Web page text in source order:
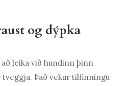
og dýpka
leika við hundinn þinn
Það vekur tilfinningu